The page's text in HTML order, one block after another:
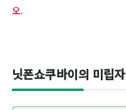
오.
닛폰쇼쿠바이의 미립자